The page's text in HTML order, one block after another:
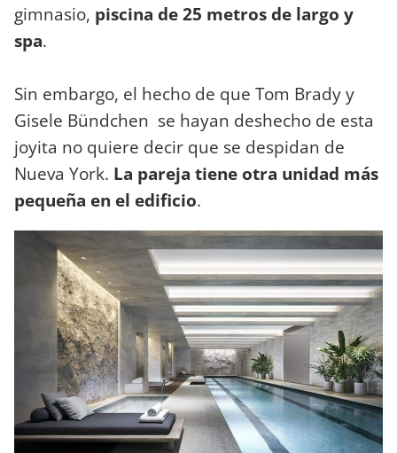
gimnasio, piscina de 25 metros de largo y
spa.
Sin embargo, el hecho de que Tom Brady y
Gisele Bündchen se hayan deshecho de esta
joyita no quiere decir que se despidan de
Nueva York. La pareja tiene otra unidad más
pequeña en el edificio.